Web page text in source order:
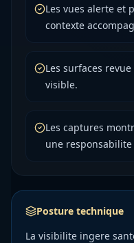
Les vues alerte et
contexte
Les surfaces
visible.
Les captures
une
Posture technique
La visibilite ingere